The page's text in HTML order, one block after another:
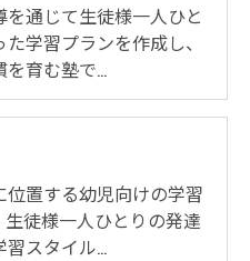
を通じて生徒様一人ひと
た学習プランを作成し、
を育む塾で…
位置する幼児向けの学習
生徒様一人ひとりの発達
習スタイル…